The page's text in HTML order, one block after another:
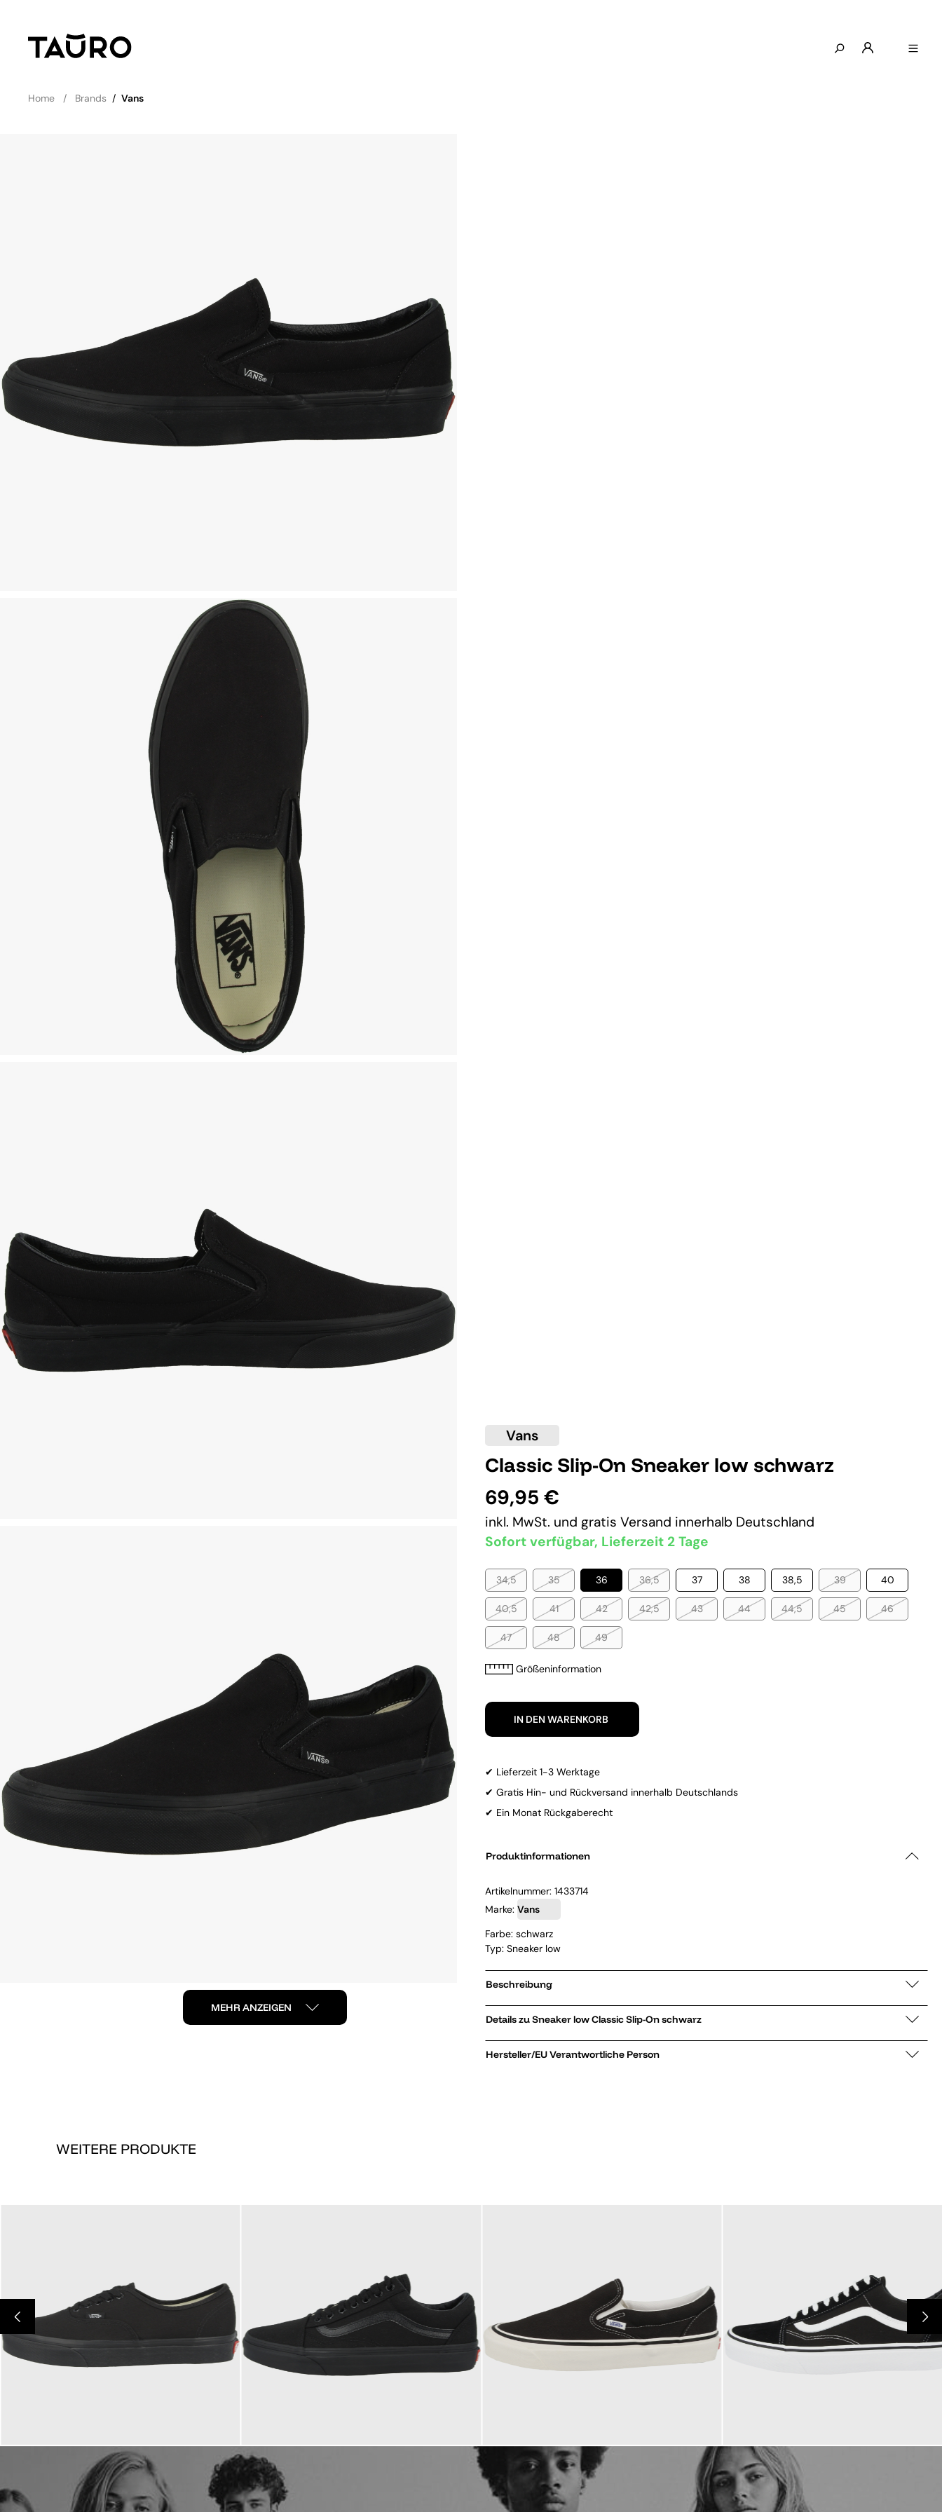
Home Brands / Vans
MEHR ANZEIGEN
Vans
Classic Slip-On Sneaker low schwarz
69,95 €
inkl. MwSt. und gratis Versand innerhalb Deutschland
Sofort verfügbar, Lieferzeit 2 Tage
34,5 35 36 36,5 37 38 38,5 39 40
40,5 41 42 42,5 43 44 44,5 45 46
47 48 49
Größeninformation
IN DEN WARENKORB
✔ Lieferzeit 1-3 Werktage
✔ Gratis Hin- und Rückversand innerhalb Deutschlands
✔ Ein Monat Rückgaberecht
Produktinformationen
Artikelnummer: 1433714
Marke: Vans
Farbe: schwarz
Typ: Sneaker low
Beschreibung
Details zu Sneaker low Classic Slip-On schwarz
Hersteller/EU Verantwortliche Person
WEITERE PRODUKTE